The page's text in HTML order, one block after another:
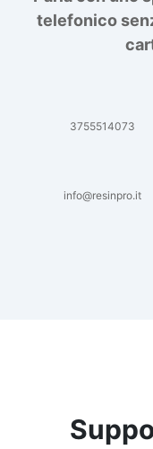
telefonico
3755514073
info@resinpro.it